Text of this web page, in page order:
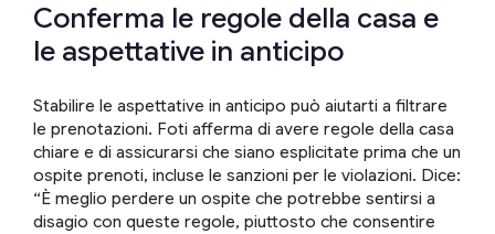
Conferma le regole della casa e
le aspettative in anticipo
Stabilire le aspettative in anticipo può aiutarti a filtrare
le prenotazioni. Foti afferma di avere regole della casa
chiare e di assicurarsi che siano esplicitate prima che un
ospite prenoti, incluse le sanzioni per le violazioni. Dice:
“È meglio perdere un ospite che potrebbe sentirsi a
disagio con queste regole, piuttosto che consentire